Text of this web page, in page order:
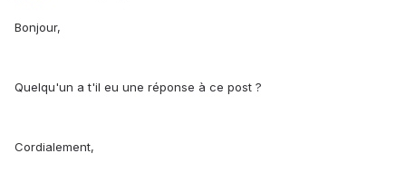
Bonjour,
Quelqu'un a t'il eu une réponse à ce post ?
Cordialement,